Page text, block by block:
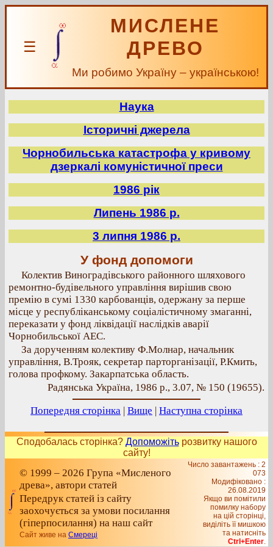
☰
МИСЛЕНЕ
ДРЕВО
Ми робимо Україну – українською!
Наука
Історичні джерела
Чорнобильська катастрофа у кривому
дзеркалі комуністичної преси
1986 рік
Липень 1986 р.
3 липня 1986 р.
У фонд допомоги
Колектив Виноградівського районного шляхового
ремонтно-будівельного управління вирішив свою
премію в сумі 1330 карбованців, одержану за перше
місце у республіканському соціалістичному змаганні,
переказати у фонд ліквідації наслідків аварії
Чорнобильської АЕС.
За дорученням колективу Ф.Молнар, начальник
управління, В.Трояк, секретар парторганізації, Р.Кмить,
голова профкому. Закарпатська область.
Радянська Україна, 1986 р., 3.07, № 150 (19655).
Попередня сторінка | Вище | Наступна сторінка
Сподобалась сторінка? Допоможітьрозвитку нашого
сайту!
© 1999 – 2026 Група «Мисленого
древа», автори статей
Передрук статей із сайту
заохочується за умови посилання
(гіперпосилання) на наш сайт
Сайт живе на Смереці
Число завантажень : 2
073
Модифіковано :
26.08.2019
Якщо ви помітили
помилку набору
на цiй сторiнцi,
видiлiть її мишкою
та натисніть
Ctrl+Enter.